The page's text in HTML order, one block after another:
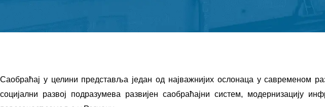
Саобраћај у целини представља један од најважнијих ослонаца у савременом
социјални развој подразумева развијен саобраћајни систем, модернизацију